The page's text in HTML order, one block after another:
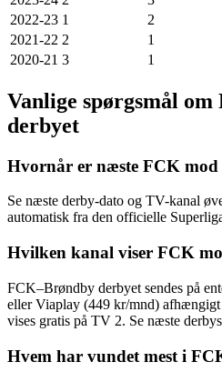
2022-23 1 2
2021-22 2 1
2020-21 3 1
Vanlige spørgsmål
derbyet
Hvornår er næste FCK
Se næste derby-dato og TV-kanal
automatisk fra den officielle
Hvilken kanal viser FCK
FCK–Brøndby derbyet sendes på
eller Viaplay (449 kr/mnd)
vises gratis på TV 2. Se næste
Hvem har vundet mest i